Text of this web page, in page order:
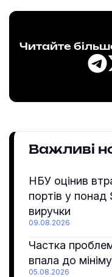
Читайте
Важливі
НБУ оцінив
портів у
виручки
09.08.2026
Частка
впала до
05.08.2026